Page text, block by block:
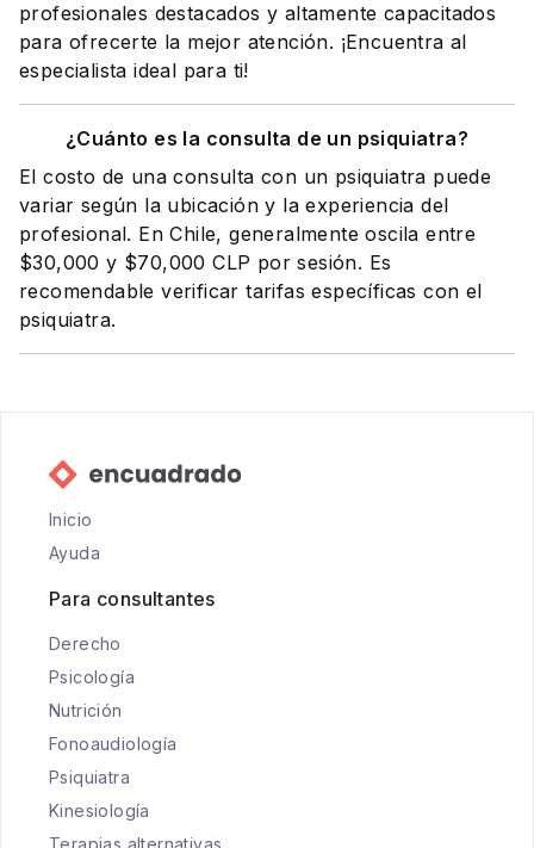
profesionales destacados y altamente capacitados
para ofrecerte la mejor atención. ¡Encuentra al
especialista ideal para ti!
¿Cuánto es la consulta de un psiquiatra?
El costo de una consulta con un psiquiatra puede
variar según la ubicación y la experiencia del
profesional. En Chile, generalmente oscila entre
$30,000 y $70,000 CLP por sesión. Es
recomendable verificar tarifas específicas con el
psiquiatra.
Inicio
Ayuda
Para consultantes
Derecho
Psicología
Nutrición
Fonoaudiología
Psiquiatra
Kinesiología
Terapias alternativas